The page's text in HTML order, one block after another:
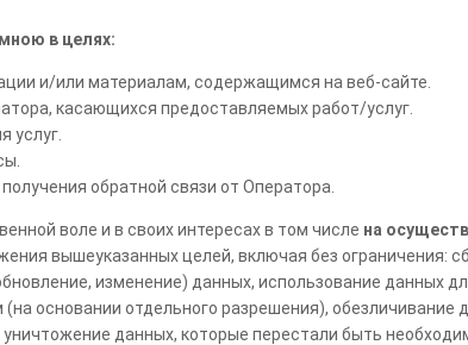
в целях:
и/или материалам, содержащимся на веб-сайте.
касающихся предоставляемых работ/услуг.
услуг.
обратной связи от Оператора.
воле и в своих интересах в том числе на
вышеуказанных целей, включая без ограничения:
изменение) данных, использование данных
основании отдельного разрешения), обезличивание
данных, которые перестали быть